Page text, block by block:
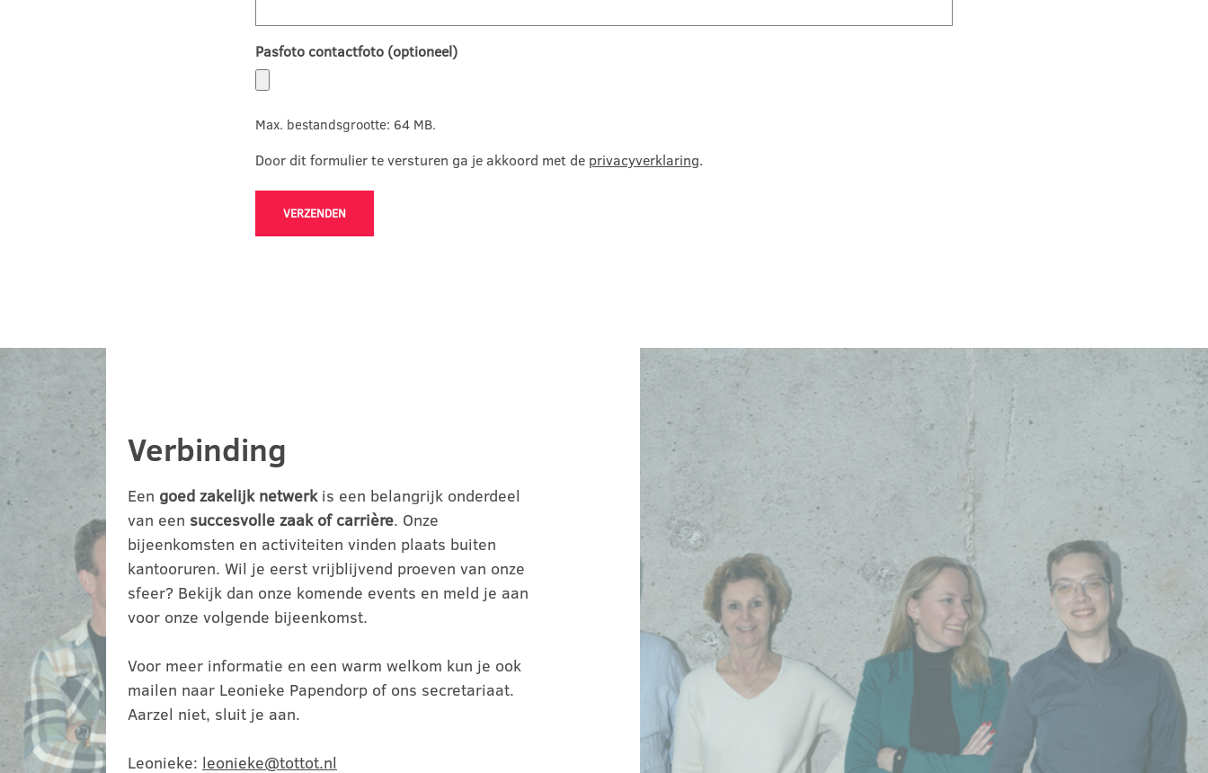
Pasfoto contactfoto (optioneel)
Max. bestandsgrootte: 64 MB.
Door dit formulier te versturen ga je akkoord met de privacyverklaring.
Verbinding
Een goed zakelijk netwerk is een belangrijk onderdeel
van een succesvolle zaak of carrière. Onze
bijeenkomsten en activiteiten vinden plaats buiten
kantooruren. Wil je eerst vrijblijvend proeven van onze
sfeer? Bekijk dan onze komende events en meld je aan
voor onze volgende bijeenkomst.
Voor meer informatie en een warm welkom kun je ook
mailen naar Leonieke Papendorp of ons secretariaat.
Aarzel niet, sluit je aan.
Leonieke: leonieke@tottot.nl